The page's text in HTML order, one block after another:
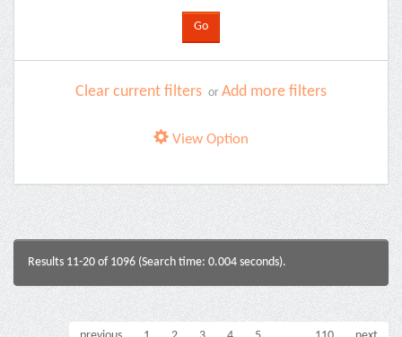
Clear current filters or Add more filters
View Option
Results 11-20 of 1096 (Search time: 0.004 seconds).